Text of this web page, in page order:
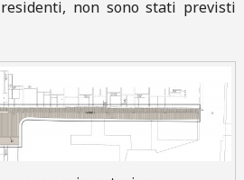
non sono stati previsti